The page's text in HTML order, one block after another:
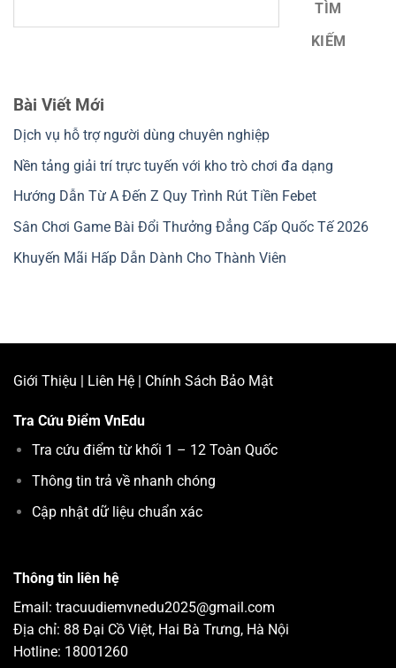
TÌM
KIẾM
Bài Viết Mới
Dịch vụ hỗ trợ người dùng chuyên nghiệp
Nền tảng giải trí trực tuyến với kho trò chơi đa dạng
Hướng Dẫn Từ A Đến Z Quy Trình Rút Tiền Febet
Sân Chơi Game Bài Đổi Thưởng Đẳng Cấp Quốc Tế 2026
Khuyến Mãi Hấp Dẫn Dành Cho Thành Viên
Giới Thiệu | Liên Hệ | Chính Sách Bảo Mật
Tra Cứu Điểm VnEdu
Tra cứu điểm từ khối 1 – 12 Toàn Quốc
Thông tin trả về nhanh chóng
Cập nhật dữ liệu chuẩn xác
Thông tin liên hệ
Email: tracuudiemvnedu2025@gmail.com
Địa chỉ: 88 Đại Cồ Việt, Hai Bà Trưng, Hà Nội
Hotline: 18001260